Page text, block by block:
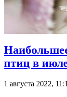
птиц в
1 августа 2022,